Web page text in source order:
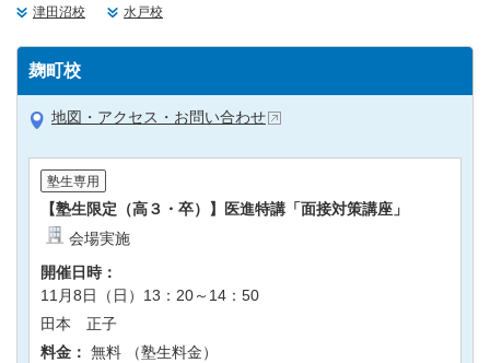
津田沼校
水戸校
麹町校
地図・アクセス・お問い合わせ
塾生専用
【塾生限定（高３・卒）】医進特講「面接対策講座」
会場実施
開催日時：
11月8日（日）13：20～14：50
田本 正子
料金： 無料 （塾生料金）